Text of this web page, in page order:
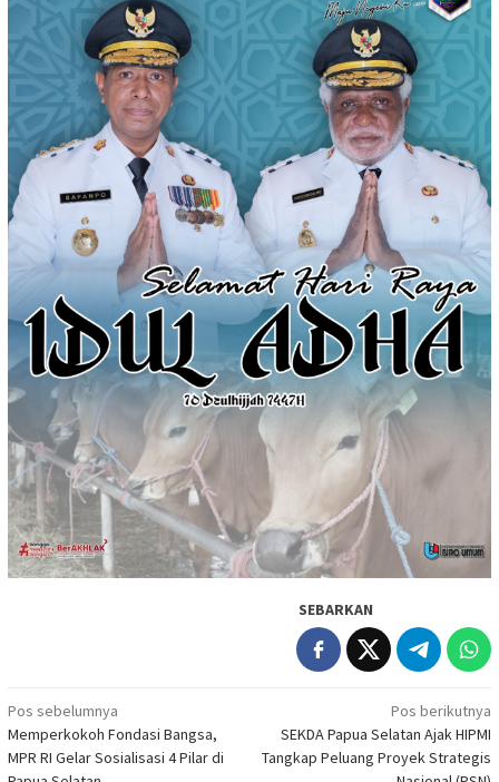
SEBARKAN
Navigasi
pos
Pos sebelumnya
Memperkokoh Fondasi Bangsa,
MPR RI Gelar Sosialisasi 4 Pilar di
Pos berikutnya
SEKDA Papua Selatan Ajak HIPMI
Tangkap Peluang Proyek Strategis